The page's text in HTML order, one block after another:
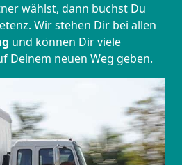
wählst, dann buchst Du
Wir stehen Dir bei allen
und können Dir viele
Deinem neuen Weg geben.